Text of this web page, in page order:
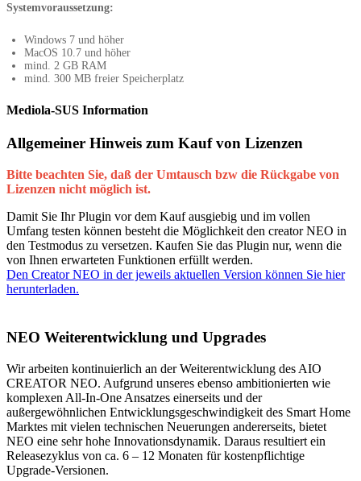
Systemvoraussetzung:
Windows 7 und höher
MacOS 10.7 und höher
mind. 2 GB RAM
mind. 300 MB freier Speicherplatz
Mediola-SUS Information
Allgemeiner Hinweis zum Kauf von Lizenzen
Bitte beachten Sie, daß der Umtausch bzw die Rückgabe von
Lizenzen nicht möglich ist.
Damit Sie Ihr Plugin vor dem Kauf ausgiebig und im vollen
Umfang testen können besteht die Möglichkeit den creator NEO in
den Testmodus zu versetzen. Kaufen Sie das Plugin nur, wenn die
von Ihnen erwarteten Funktionen erfüllt werden.
Den Creator NEO in der jeweils aktuellen Version können Sie hier
herunterladen.
NEO Weiterentwicklung und Upgrades
Wir arbeiten kontinuierlich an der Weiterentwicklung des AIO
CREATOR NEO. Aufgrund unseres ebenso ambitionierten wie
komplexen All-In-One Ansatzes einerseits und der
außergewöhnlichen Entwicklungsgeschwindigkeit des Smart Home
Marktes mit vielen technischen Neuerungen andererseits, bietet
NEO eine sehr hohe Innovationsdynamik. Daraus resultiert ein
Releasezyklus von ca. 6 – 12 Monaten für kostenpflichtige
Upgrade-Versionen.